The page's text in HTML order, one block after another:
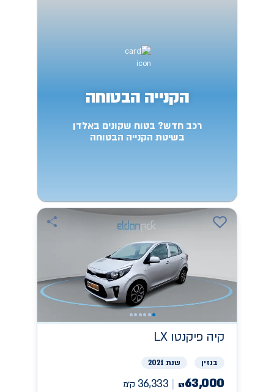
הקנייה הבטוחה
רכב חדש? בטוח שקונים באלדן
בשיטת הקנייה הבטוחה
קיה פיקנטו LX
בנזין שנת 2021
₪63,000
36,333 ק״מ